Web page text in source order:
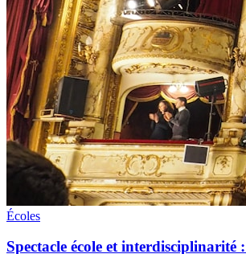
Écoles
Spectacle école et interdisciplinarité